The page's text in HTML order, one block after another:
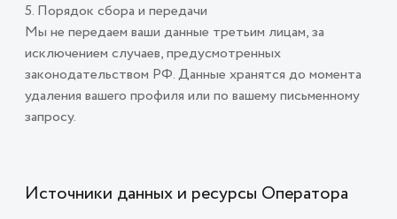
5. Порядок сбора и передачи
Мы не передаем ваши данные третьим лицам, за
исключением случаев, предусмотренных
законодательством РФ. Данные хранятся до момента
удаления вашего профиля или по вашему письменному
запросу.
Источники данных и ресурсы Оператора